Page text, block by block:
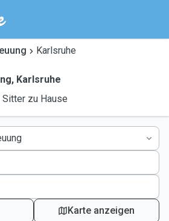
Karlsruhe
, Karlsruhe
zu Hause
Karte anzeigen